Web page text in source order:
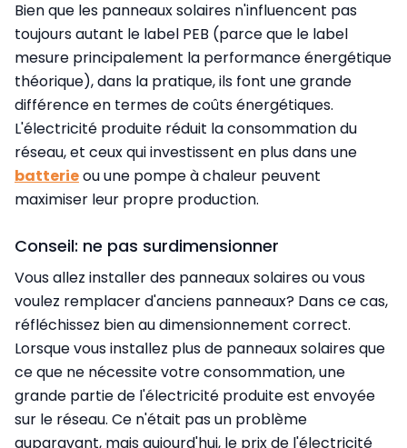
Bien que les panneaux solaires n'influencent pas
toujours autant le label PEB (parce que le label
mesure principalement la performance énergétique
théorique), dans la pratique, ils font une grande
différence en termes de coûts énergétiques.
L'électricité produite réduit la consommation du
réseau, et ceux qui investissent en plus dans une
batterieou une pompe à chaleur peuvent
maximiser leur propre production.
Conseil: ne pas surdimensionner
Vous allez installer des panneaux solaires ou vous
voulez remplacer d'anciens panneaux? Dans ce cas,
réfléchissez bien au dimensionnement correct.
Lorsque vous installez plus de panneaux solaires que
ce que ne nécessite votre consommation, une
grande partie de l'électricité produite est envoyée
sur le réseau. Ce n'était pas un problème
auparavant, mais aujourd'hui, le prix de l'électricité